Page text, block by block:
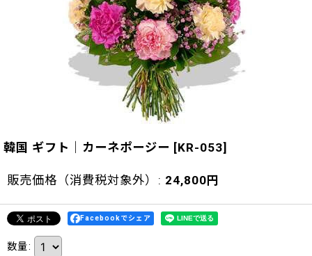
韓国 ギフト｜カーネポージー [KR-053]
販売価格（消費税対象外） : 24,800 円
Facebookでシェア
数量: